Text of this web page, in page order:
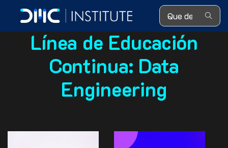
Search ...
Línea de Educación
Continua: Data
Engineering